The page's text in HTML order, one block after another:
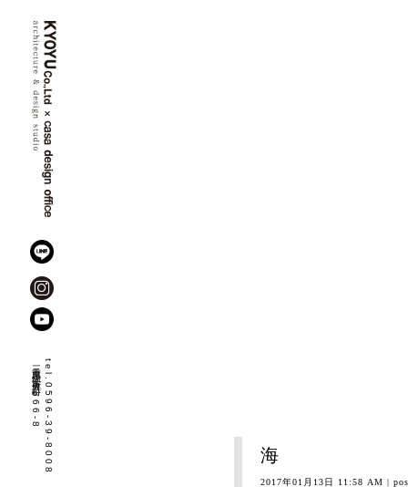
tel.0596-39-8008
三重県伊勢市佐八町
1666-8
海
2017年01月13日 11:58 AM |